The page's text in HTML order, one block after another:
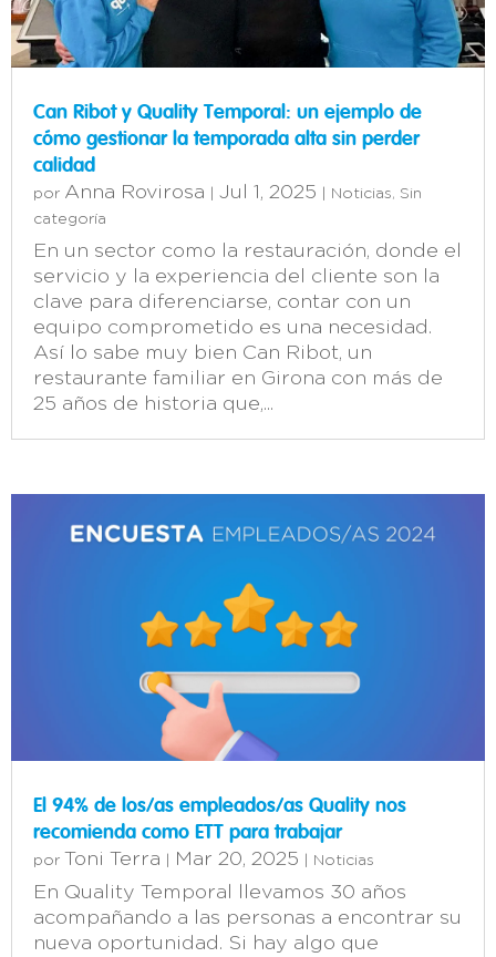
Can Ribot y Quality Temporal: un ejemplo de
cómo gestionar la temporada alta sin perder
calidad
por Anna Rovirosa Jul 1, 2025 Noticias, Sin
categoría
En un sector como la restauración, donde el
servicio y la experiencia del cliente son la
clave para diferenciarse, contar con un
equipo comprometido es una necesidad.
Así lo sabe muy bien Can Ribot, un
restaurante familiar en Girona con más de
25 años de historia que,...
El 94% de los/as empleados/as Quality nos
recomienda como ETT para trabajar
por Toni Terra Mar 20, 2025 Noticias
En Quality Temporal llevamos 30 años
acompañando a las personas a encontrar su
nueva oportunidad. Si hay algo que